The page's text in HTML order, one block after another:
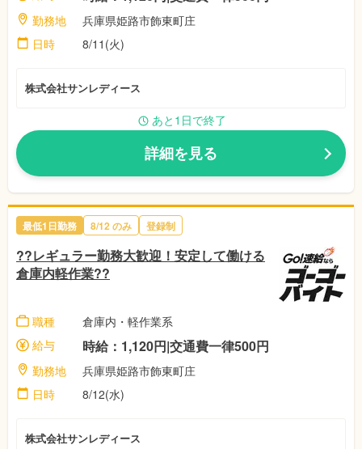
勤務地
兵庫県姫路市飾東町庄
日時
8/11(火)
株式会社サンレディース
あと1日で終了
詳細を見る
最低1日勤務 8/12 のみ 登録制
??レギュラー勤務大歓迎！安定して働ける
倉庫内軽作業??
職種
倉庫内・軽作業系
給与
時給：1,120円|交通費一律500円
勤務地
兵庫県姫路市飾東町庄
日時
8/12(水)
株式会社サンレディース